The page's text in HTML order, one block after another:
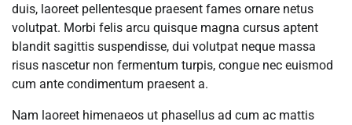
duis, laoreet pellentesque praesent fames ornare netus
volutpat. Morbi felis arcu quisque magna cursus aptent
blandit sagittis suspendisse, dui volutpat neque massa
risus nascetur non fermentum turpis, congue nec euismod
cum ante condimentum praesent a.
Nam laoreet himenaeos ut phasellus ad cum ac mattis